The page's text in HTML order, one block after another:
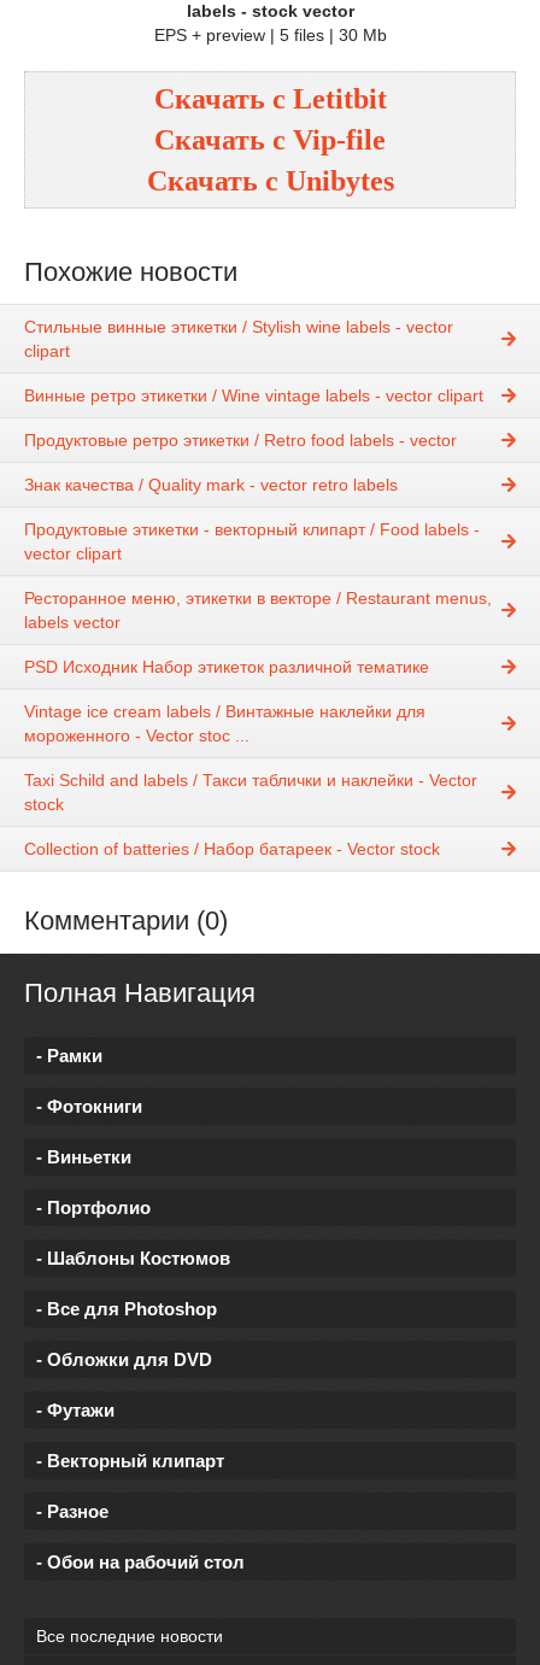
labels - stock vector
EPS + preview | 5 files | 30 Mb
Скачать с Letitbit
Скачать с Vip-file
Скачать с Unibytes
Похожие новости
Стильные винные этикетки / Stylish wine labels - vector
clipart
Винные ретро этикетки / Wine vintage labels - vector clipart
Продуктовые ретро этикетки / Retro food labels - vector
Знак качества / Quality mark - vector retro labels
Продуктовые этикетки - векторный клипарт / Food labels -
vector clipart
Ресторанное меню, этикетки в векторе / Restaurant menus,
labels vector
PSD Исходник Набор этикеток различной тематике
Vintage ice cream labels / Винтажные наклейки для
мороженного - Vector stoc ...
Taxi Schild and labels / Такси таблички и наклейки - Vector
stock
Collection of batteries / Набор батареек - Vector stock
Комментарии (0)
Полная Навигация
- Рамки
- Фотокниги
- Виньетки
- Портфолио
- Шаблоны Костюмов
- Все для Photoshop
- Обложки для DVD
- Футажи
- Векторный клипарт
- Разное
- Обои на рабочий стол
Все последние новости